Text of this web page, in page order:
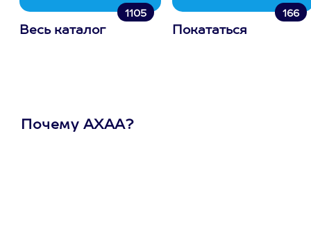
1105
Весь каталог
166
Покататься
Почему АХАА?